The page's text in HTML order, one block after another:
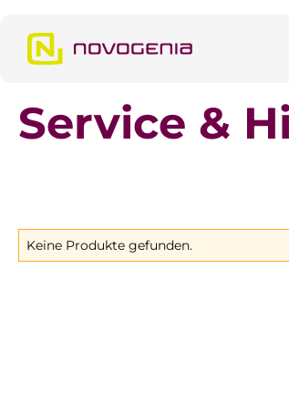
Service &
Keine Produkte gefunden.